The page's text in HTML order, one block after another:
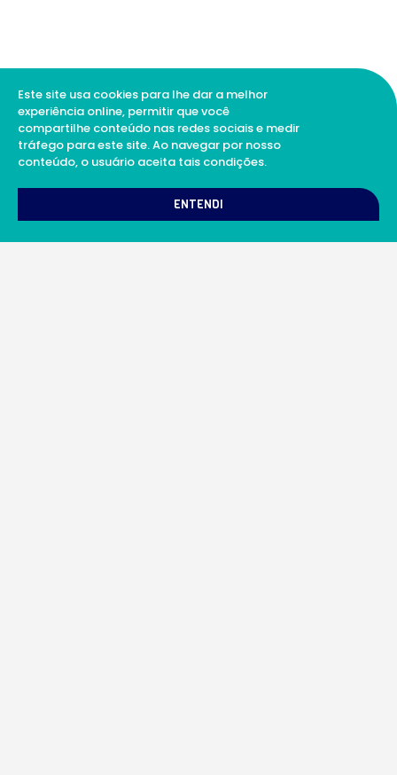
Este site usa cookies para lhe dar a melhor
experiência online, permitir que você
compartilhe conteúdo nas redes sociais e medir
tráfego para este site. Ao navegar por nosso
conteúdo, o usuário aceita tais condições.
ENTENDI